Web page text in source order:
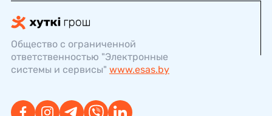
Общество с ограниченной
ответственностью "Электронные
системы и сервисы" www.esas.by